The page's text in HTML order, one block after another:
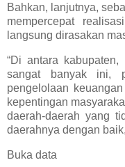
Bahkan, lanjutnya,
mempercepat
langsung dirasakan
“Di antara
sangat banyak ini,
pengelolaan
kepentingan
daerah-daerah yang
daerahnya dengan
Buka data